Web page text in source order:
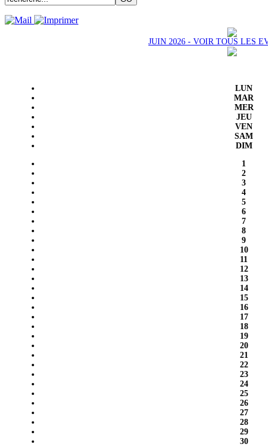
JUIN 2026 - VOIR TOUS LES
LUN
MAR
MER
JEU
VEN
SAM
DIM
1
2
3
4
5
6
7
8
9
10
11
12
13
14
15
16
17
18
19
20
21
22
23
24
25
26
27
28
29
30